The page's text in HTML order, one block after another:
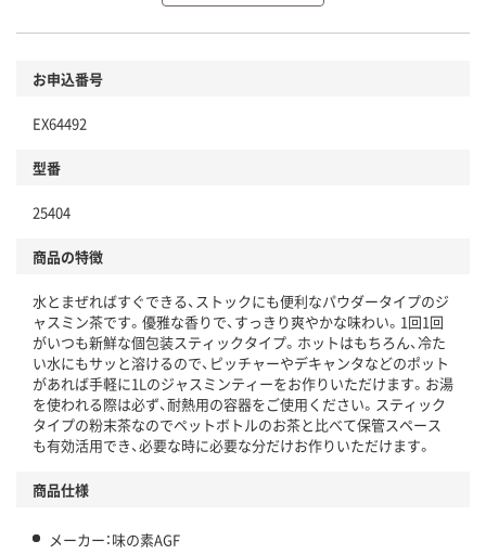
本体
仕組
この商品の環境配慮ポイントです。下記商品詳細「
アスクル商品環境スコア詳細／加点項目
」で確認できます。
お申込番号
EX64492
型番
25404
商品の特徴
水とまぜればすぐできる、ストックにも便利なパウダータイプのジ
ャスミン茶です。優雅な香りで、すっきり爽やかな味わい。1回1回
がいつも新鮮な個包装スティックタイプ。ホットはもちろん、冷た
い水にもサッと溶けるので、ピッチャーやデキャンタなどのポット
があれば手軽に1Lのジャスミンティーをお作りいただけます。お湯
を使われる際は必ず、耐熱用の容器をご使用ください。スティック
タイプの粉末茶なのでペットボトルのお茶と比べて保管スペース
も有効活用でき、必要な時に必要な分だけお作りいただけます。
商品仕様
メーカー：味の素AGF